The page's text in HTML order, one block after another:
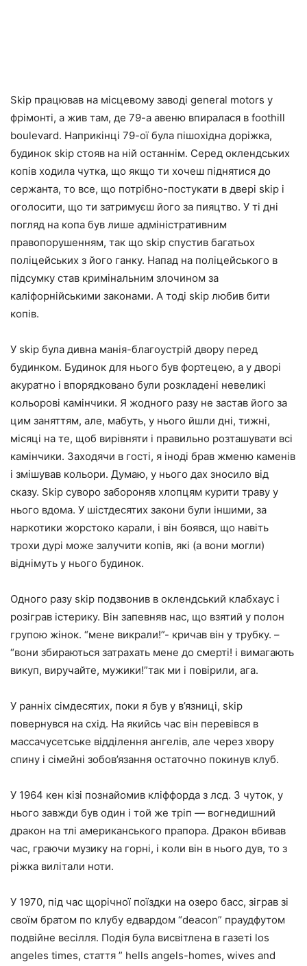
Skip працював на місцевому заводі general motors у
фрімонті, а жив там, де 79-а авеню впиралася в foothill
boulevard. Наприкінці 79-ої була пішохідна доріжка,
будинок skip стояв на ній останнім. Серед оклендських
копів ходила чутка, що якщо ти хочеш піднятися до
сержанта, то все, що потрібно-постукати в двері skip і
оголосити, що ти затримуєш його за пияцтво. У ті дні
погляд на копа був лише адміністративним
правопорушенням, так що skip спустив багатьох
поліцейських з його ганку. Напад на поліцейського в
підсумку став кримінальним злочином за
каліфорнійськими законами. А тоді skip любив бити
копів.
У skip була дивна манія-благоустрій двору перед
будинком. Будинок для нього був фортецею, а у дворі
акуратно і впорядковано були розкладені невеликі
кольорові камінчики. Я жодного разу не застав його за
цим заняттям, але, мабуть, у нього йшли дні, тижні,
місяці на те, щоб вирівняти і правильно розташувати всі
камінчики. Заходячи в гості, я іноді брав жменю каменів
і змішував кольори. Думаю, у нього дах зносило від
сказу. Skip суворо забороняв хлопцям курити траву у
нього вдома. У шістдесятих закони були іншими, за
наркотики жорстоко карали, і він боявся, що навіть
трохи дурі може залучити копів, які (а вони могли)
віднімуть у нього будинок.
Одного разу skip подзвонив в оклендський клабхаус і
розіграв істерику. Він запевняв нас, що взятий у полон
групою жінок. “мене викрали!”- кричав він у трубку. –
“вони збираються затрахать мене до смерті! і вимагають
викуп, виручайте, мужики!”так ми і повірили, ага.
У ранніх сімдесятих, поки я був у в’язниці, skip
повернувся на схід. На якийсь час він перевівся в
массачусетське відділення ангелів, але через хвору
спину і сімейні зобов’язання остаточно покинув клуб.
У 1964 кен кізі познайомив кліффорда з лсд. З чуток, у
нього завжди був один і той же тріп — вогнедишний
дракон на тлі американського прапора. Дракон вбивав
час, граючи музику на горні, і коли він в нього дув, то з
ріжка вилітали ноти.
У 1970, під час щорічної поїздки на озеро басс, зіграв зі
своїм братом по клубу едвардом “deacon” праудфутом
подвійне весілля. Подія була висвітлена в газеті los
angeles times, стаття ” hells angels-homes, wives and